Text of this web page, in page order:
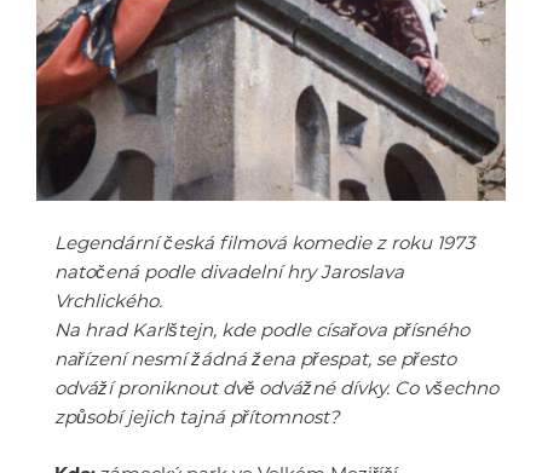
Legendární česká filmová komedie z roku 1973
natočená podle divadelní hry Jaroslava
Vrchlického.
Na hrad Karlštejn, kde podle císařova přísného
nařízení nesmí žádná žena přespat, se přesto
odváží proniknout dvě odvážné dívky. Co všechno
způsobí jejich tajná přítomnost?